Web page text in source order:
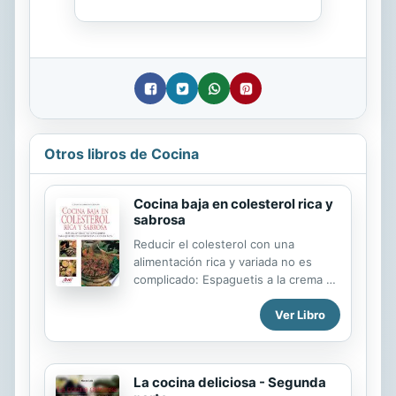
Otros libros de Cocina
Cocina baja en colesterol rica y
sabrosa
Reducir el colesterol con una
alimentación rica y variada no es
complicado: Espaguetis a la crema de
setas (0 mg de colesterol), Tomates
rellenos a las verduras (0 mg de
colesterol), Calabacines al horno (0
chocolate (0 mg de colesterol), y
también numerosos platos de pasta,
Ver Libro
La cocina deliciosa - Segunda